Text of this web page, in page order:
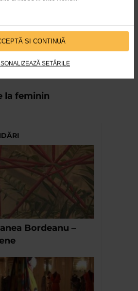
SI CONTINUĂ
SETĂRILE
la feminin
Bordeanu –